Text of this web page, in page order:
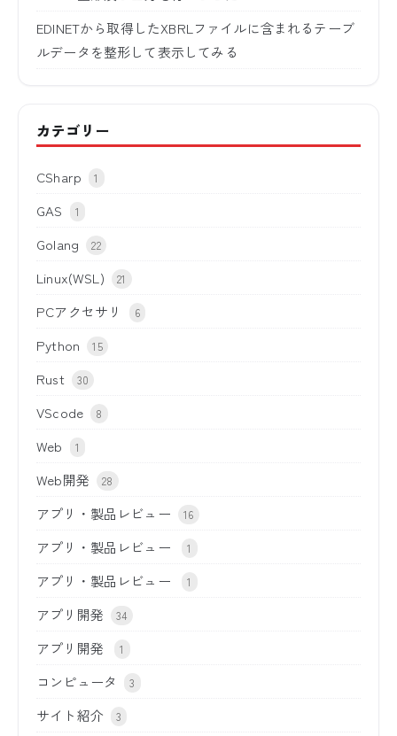
EDINETから取得したXBRLファイルに含まれるテーブ
ルデータを整形して表示してみる
カテゴリー
CSharp 1
GAS 1
Golang 22
Linux(WSL) 21
PCアクセサリ 6
Python 15
Rust 30
VScode 8
Web 1
Web開発 28
アプリ・製品レビュー 16
アプリ・製品レビュー 1
アプリ・製品レビュー 1
アプリ開発 34
アプリ開発 1
コンピュータ 3
サイト紹介 3